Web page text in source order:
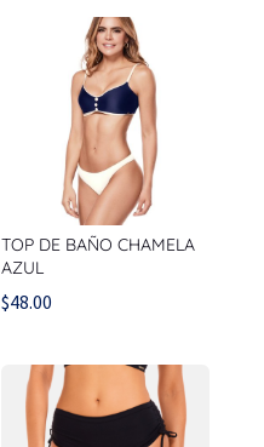
TOP DE BAÑO CHAMELA
AZUL
$48.00